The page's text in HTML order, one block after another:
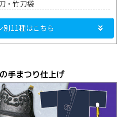
・竹刀袋
別11種はこちら
手まつり仕上げ